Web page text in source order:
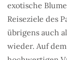
exotische
Reiseziele des
übrigens auch
wieder. Auf